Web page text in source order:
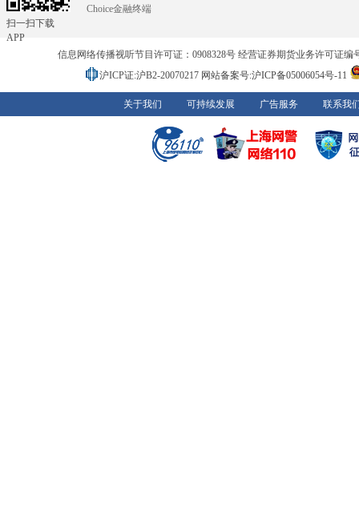
扫一扫下载
APP
Choice金融终端
信息网络传播视听节目许可证：0908328号 经营证券期货业务许可证编
沪ICP证:沪B2-20070217 网站备案号:沪ICP备05006054号-11
关于我们 可持续发展 广告服务 联系我